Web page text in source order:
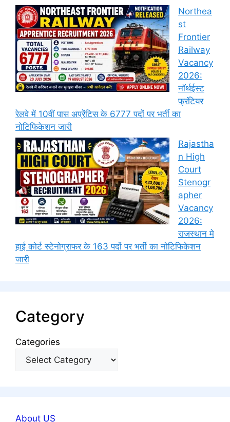
Northea
st
Frontier
Railway
Vacancy
2026:
नॉर्थईस्ट
फ्रंटियर
रेलवे में 10वीं पास अप्रेंटिस के 6777 पदों पर भर्ती का
नोटिफिकेशन जारी
Rajastha
n High
Court
Stenogr
apher
Vacancy
2026:
राजस्थान मे
हाई कोर्ट स्टेनोग्राफर के 163 पदों पर भर्ती का नोटिफिकेशन
जारी
Category
Categories
About US